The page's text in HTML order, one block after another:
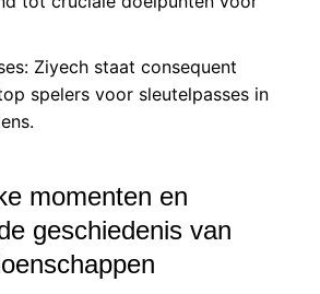
Ziyech staat consequent
spelers voor sleutelpasses in
momenten en
geschiedenis van